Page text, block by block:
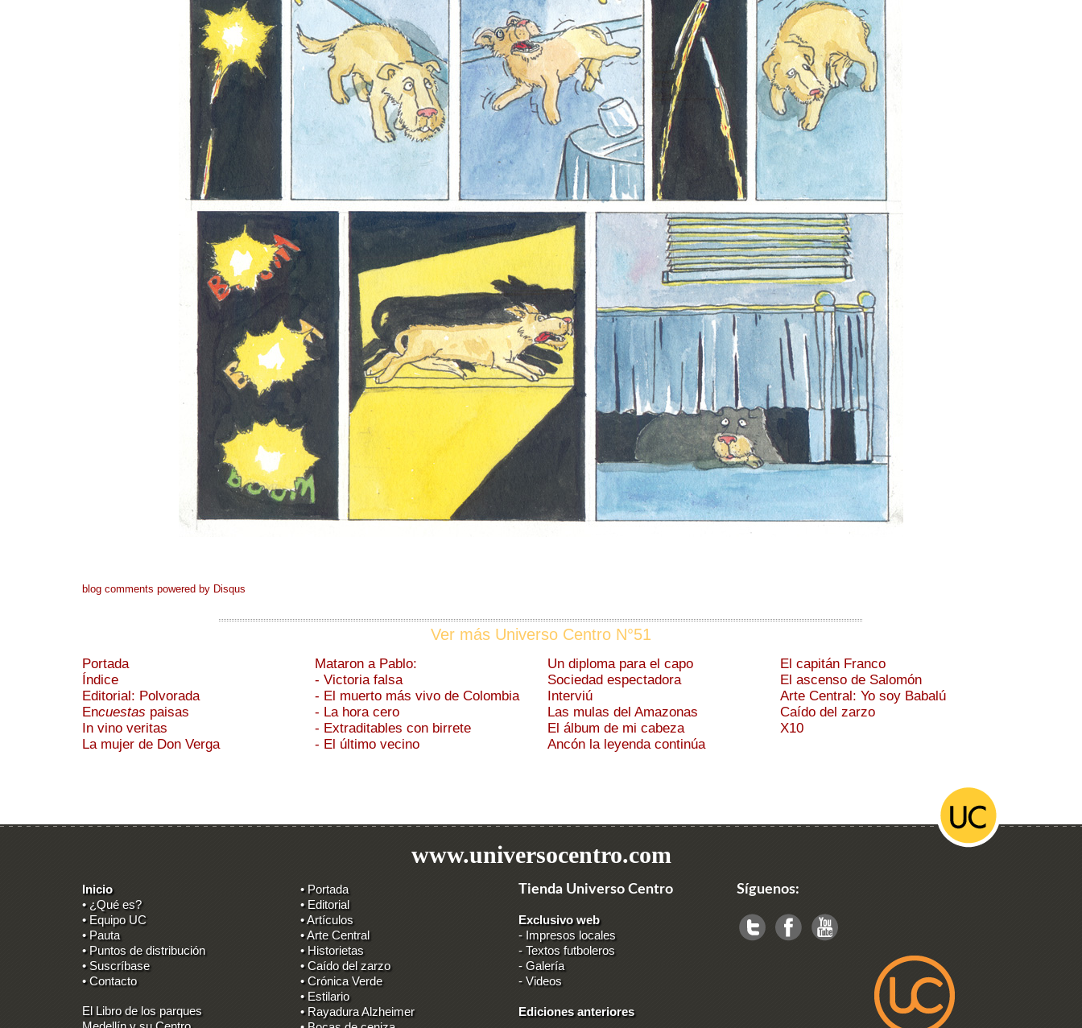
blog comments powered by Disqus
Ver más Universo Centro N°51
Portada
Índice
Editorial: Polvorada
Encuestas paisas
In vino veritas
La mujer de Don Verga
Mataron a Pablo:
- Victoria falsa
- El muerto más vivo de Colombia
- La hora cero
- Extraditables con birrete
- El último vecino
Un diploma para el capo
Sociedad espectadora
Interviú
Las mulas del Amazonas
El álbum de mi cabeza
Ancón la leyenda continúa
El capitán Franco
El ascenso de Salomón
Arte Central: Yo soy Babalú
Caído del zarzo
X10
www.universocentro.com
Inicio
• ¿Qué es?
• Equipo UC
• Pauta
• Puntos de distribución
• Suscríbase
• Contacto
El Libro de los parques
• Portada
• Editorial
• Artículos
• Arte Central
• Historietas
• Caído del zarzo
• Crónica Verde
• Estilario
• Rayadura Alzheimer
Tienda Universo Centro
Exclusivo web
- Impresos locales
-Textos futboleros
-Galería
-Videos
Ediciones anteriores
Síguenos: